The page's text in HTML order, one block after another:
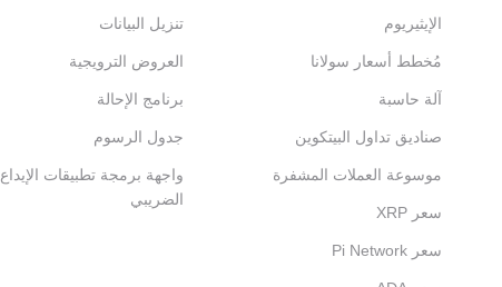
الإيثيريوم
مُخطط أسعار سولانا
آلة حاسبة
صناديق تداول البيتكوين
موسوعة العملات المشفرة
سعر XRP
سعر Pi Network
تنزيل البيانات
العروض الترويجية
برنامج الإحالة
جدول الرسوم
واجهة برمجة تطبيقات الإيداع
الضريبي